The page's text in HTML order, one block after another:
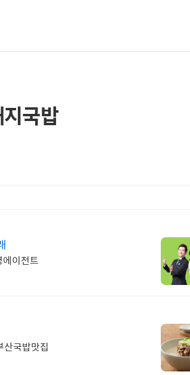
국밥
이전트
국밥맛집